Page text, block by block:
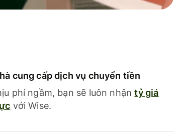
cung cấp dịch vụ chuyển tiền
phí ngầm, bạn sẽ luôn nhậntỷ giá
với Wise.